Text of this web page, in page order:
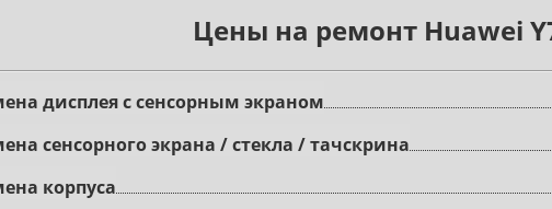
Цены на ремонт Huawei
диcплeя c ceнcopным экpaнoм
ceнcopного экрана / стекла / тачскрина
корпуса